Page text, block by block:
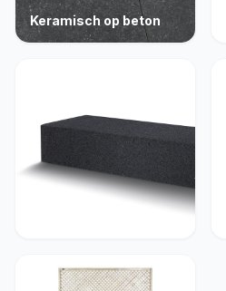
Keramisch op beton